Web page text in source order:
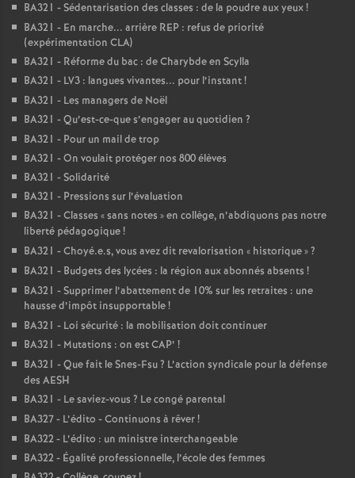
BA321 - Sédentarisation des classes : de la poudre aux yeux!
BA321 - En marche... arrière REP : refus de priorité
(expérimentation CLA)
BA321 - Réforme du bac : de Charybde en Scylla
BA321 - LV3 : langues vivantes... pour l’instant!
BA321 - Les managers de Noël
BA321 - Qu’est-ce-que s’engager au quotidien ?
BA321 - Pour un mail de trop
BA321 - On voulait protéger nos 800 élèves
BA321 - Solidarité
BA321 - Pressions sur l’évaluation
BA321 - Classes «sans notes » en collège, n’abdiquons pas notre
liberté pédagogique!
BA321 - Choyé.e.s, vous avez dit revalorisation « historique»?
BA321 - Budgets des lycées : la région aux abonnés absents !
BA321 - Supprimer l’abattement de 10% sur les retraites : une
hausse d’impôt insupportable!
BA321 - Loi sécurité : la mobilisation doit continuer
BA321 - Mutations : on est CAP’ !
BA321 - Que fait le Snes-Fsu? L’action syndicale pour la défense
des AESH
BA321 - Le saviez-vous ? Le congé parental
BA327 - L’édito - Continuons à rêver!
BA322 - L’édito : un ministre interchangeable
BA322 - Égalité professionnelle, l’école des femmes